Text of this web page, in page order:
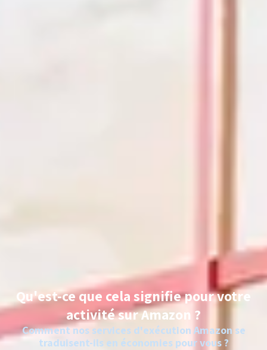
Qu'est-ce que cela signifie pour votre
activité sur Amazon ?
Comment nos services d'exécution Amazon se
traduisent-ils en économies pour vous ?